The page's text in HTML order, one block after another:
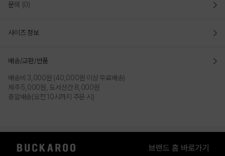
문의 (0)
사이즈 정보
배송/교환/반품
배송비 3,000원 (40,000원 이상 무료배송)
제주 5,000원, 도서산간 8,000원
총알배송(오전 10시까지 주문 시)